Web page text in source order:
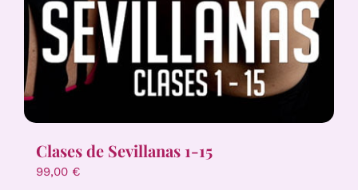
Clases de Sevillanas 1-15
99,00 €